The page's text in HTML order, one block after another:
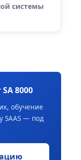
системы
8000
обучение
SAAS — под